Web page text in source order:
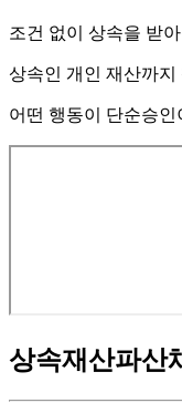
조건 없이 상속을 받
상속인 개인 재산까
어떤 행동이 단순승
상속재산파산